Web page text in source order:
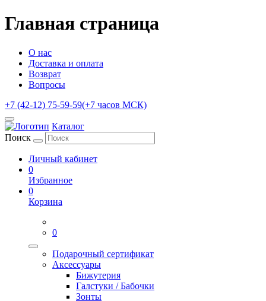
Главная страница
О нас
Доставка и оплата
Возврат
Вопросы
+7 (42-12) 75-59-59(+7 часов МСК)
Каталог
Поиск
Личный кабинет
0
Избранное
0
Корзина
0
Подарочный сертификат
Аксессуары
Бижутерия
Галстуки / Бабочки
Зонты